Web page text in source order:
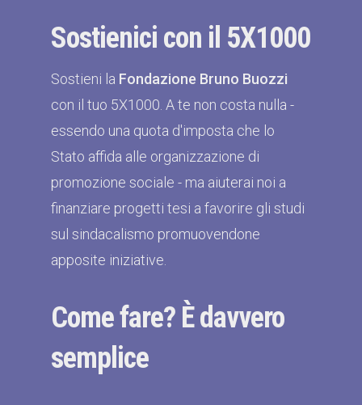
Sostienici con il 5X1000
Sostieni la Fondazione Bruno Buozzi
con il tuo 5X1000. A te non costa nulla -
essendo una quota d'imposta che lo
Stato affida alle organizzazione di
promozione sociale - ma aiuterai noi a
finanziare progetti tesi a favorire gli studi
sul sindacalismo promuovendone
apposite iniziative.
Come fare? È davvero
semplice